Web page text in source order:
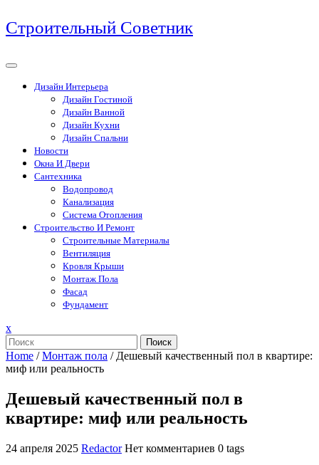
Перейти
к
Строительный Советник
Дизайн Интерьера
Дизайн Гостиной
Дизайн Ванной
Дизайн Кухни
Дизайн Спальни
Новости
Окна И Двери
Сантехника
Водопровод
Канализация
Система Отопления
Строительство И Ремонт
Строительные Материалы
Вентиляция
Кровля Крыши
Монтаж Пола
Фасад
Фундамент
xЗакрыть
меню
Поиск
Home /Монтаж пола / Дешевый качественный пол в квартире:
миф или реальность
Дешевый качественный пол в
квартире: миф или реальность
24 апреля 2025 Redactor Нет комментариев 0 tags